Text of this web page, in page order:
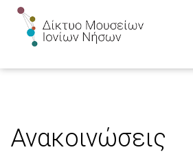
Ανακοινώσεις